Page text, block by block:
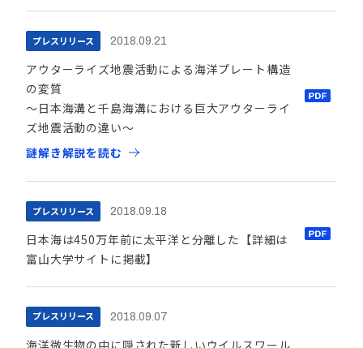
プレスリリース 2018.09.21
アウターライズ地震活動による海洋プレート構造
の変質
～日本海溝と千島海溝における巨大アウターライ
ズ地震活動の違い～
謎解き解説を読む
プレスリリース 2018.09.18
日本海は450万年前に太平洋と分離した【詳細は
富山大学サイトに掲載】
プレスリリース 2018.09.07
海洋微生物の中に隠された新しいウイルスワール